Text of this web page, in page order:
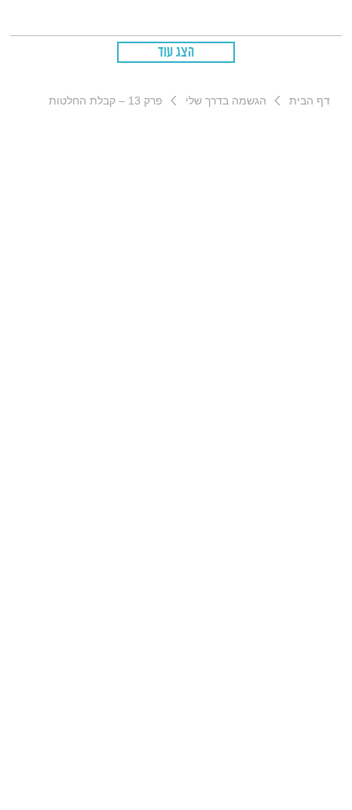
הצג עוד
דף הבית הגשמה בדרך שלי פרק 13 – קבלת החלטות